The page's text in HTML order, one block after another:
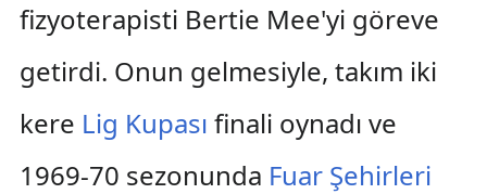
fizyoterapisti Bertie Mee'yi göreve
getirdi. Onun gelmesiyle, takım iki
kere Lig Kupası finali oynadı ve
1969-70 sezonunda Fuar Şehirleri